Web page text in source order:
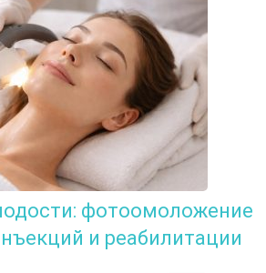
фотоомоложение
и реабилитации